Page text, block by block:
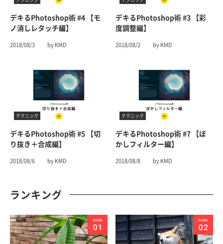
デキるPhotoshop術 #4 【モ
ノ消しレタッチ編】
2018/08/3 by KMD
デキるPhotoshop術 #3 【彩
度調整編】
2018/08/2 by KMD
テクニック
デキるPhotoshop術 #5 【切
り抜き＋合成編】
2018/08/6 by KMD
テクニック
デキるPhotoshop術 #7 【ぼ
かしフィルター編】
2018/08/8 by KMD
ランキング